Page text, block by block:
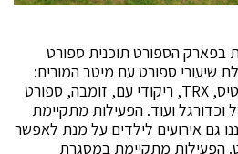
בפארק הספורט תוכנית ספורט
שיעורי ספורט עם מיטב המורים:
קבוצות הליכה וריצה, פילאטיס, TRX, ריקודי עם, זומבה, ספורט
וכדורגל ועוד. הפעילות מתקיימת
גם אירועים לילדים על מנת לאפשר
הפעילות מתקיימת במסגרת